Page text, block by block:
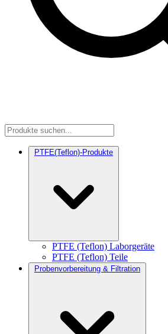
PTFE(Teflon)-Produkte
PTFE (Teflon) Laborgeräte
PTFE (Teflon) Teile
Probenvorbereitung & Filtration